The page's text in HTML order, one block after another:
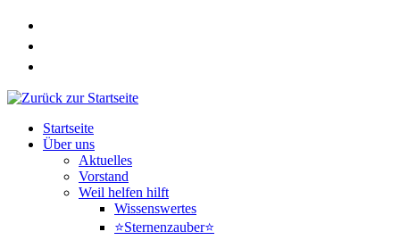
Zum
springen
Startseite
Über uns
Aktuelles
Vorstand
Weil helfen hilft
Wissenswertes
⭐Sternenzauber⭐